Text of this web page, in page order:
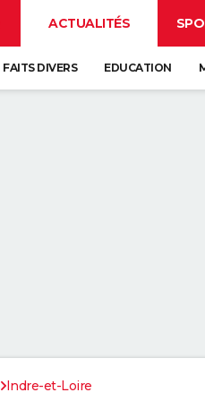
ACTUALITÉS
FAITS DIVERS EDUCATION
Indre-et-Loire